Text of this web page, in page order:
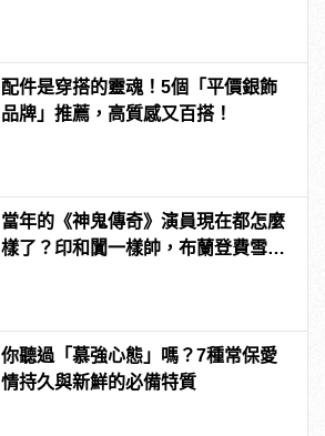
配件是穿搭的靈魂！5個「平價銀飾
品牌」推薦，高質感又百搭！
當年的《神鬼傳奇》演員現在都怎麼
樣了？印和闐一樣帥，布蘭登費雪大
你聽過「慕強心態」嗎？7種常保愛
情持久與新鮮的必備特質